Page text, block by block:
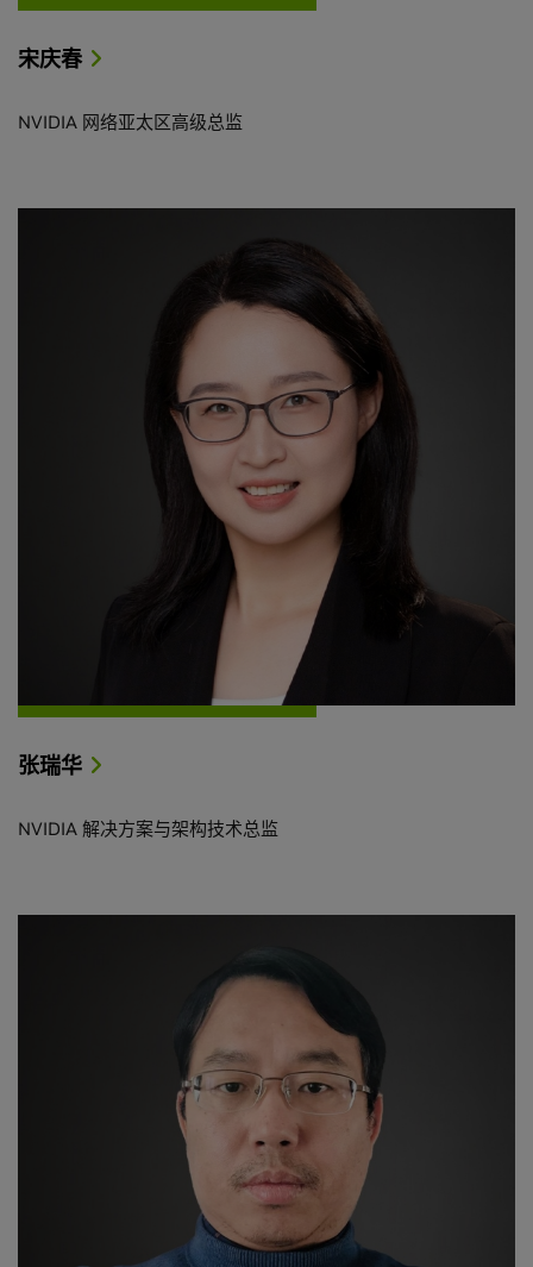
宋庆春
NVIDIA 网络亚太区高级总监
张瑞华
NVIDIA 解决方案与架构技术总监